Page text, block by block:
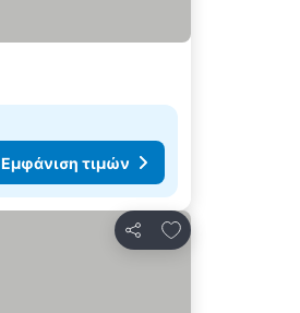
Εμφάνιση τιμών
Κοινοποίηση
Προσθήκη στα